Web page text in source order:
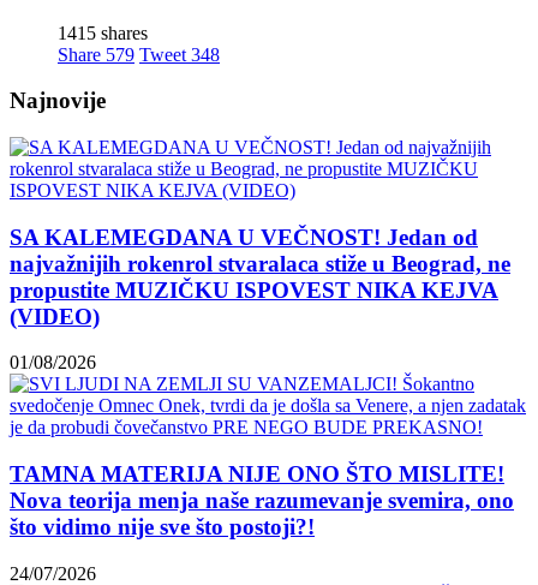
1415 shares
Share 579 Tweet 348
Najnovije
SA KALEMEGDANA U VEČNOST! Jedan od
najvažnijih rokenrol stvaralaca stiže u Beograd, ne
propustite MUZIČKU ISPOVEST NIKA KEJVA
(VIDEO)
01/08/2026
TAMNA MATERIJA NIJE ONO ŠTO MISLITE!
Nova teorija menja naše razumevanje svemira, ono
što vidimo nije sve što postoji?!
24/07/2026